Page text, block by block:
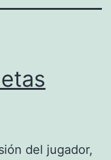
del jugador,